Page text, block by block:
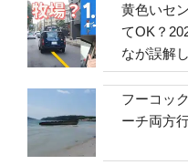
黄色いセ
てOK？
なが誤解
フーコッ
ーチ両方